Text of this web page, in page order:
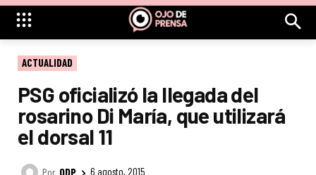
ACTUALIDAD
PSG oficializó la llegada del
rosarino Di María, que utilizará
el dorsal 11
Por ODP 6 agosto, 2015